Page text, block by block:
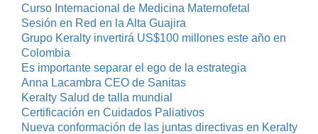
Curso Internacional de Medicina Maternofetal
Sesión en Red en la Alta Guajira
Grupo Keralty invertirá US$100 millones este año en
Colombia
Es importante separar el ego de la estrategia
Anna Lacambra CEO de Sanitas
Keralty Salud de talla mundial
Certificación en Cuidados Paliativos
Nueva conformación de las juntas directivas en Keralty